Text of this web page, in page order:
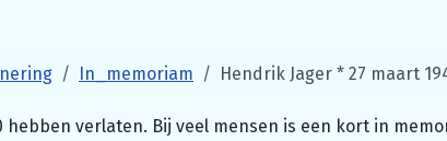
In_memoriam Hendrik Jager * 27 maart
verlaten. Bij veel mensen is een kort in